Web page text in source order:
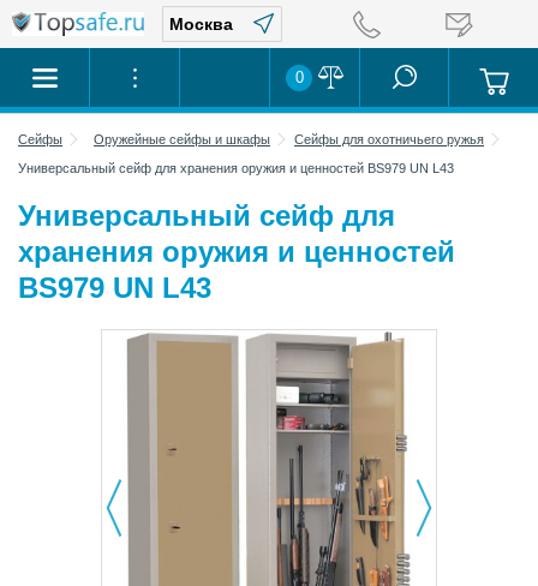
0
Сейфы Оружейные сейфы и шкафы
Сейфы для охотничьего ружья
Универсальный сейф для хранения оружия и ценностей BS979 UN L43
Универсальный сейф для
хранения оружия и ценностей
BS979 UN L43